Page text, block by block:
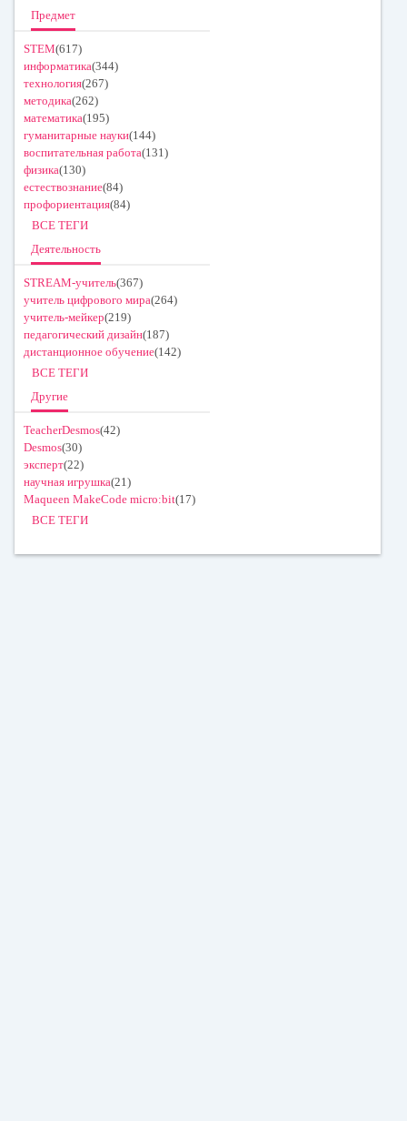
Предмет
STEM(617)
информатика(344)
технология(267)
методика(262)
математика(195)
гуманитарные науки(144)
воспитательная работа(131)
физика(130)
естествознание(84)
профориентация(84)
ВСЕ ТЕГИ
Деятельность
STREAM-учитель(367)
учитель цифрового мира(264)
учитель-мейкер(219)
педагогический дизайн(187)
дистанционное обучение(142)
ВСЕ ТЕГИ
Другие
TeacherDesmos(42)
Desmos(30)
эксперт(22)
научная игрушка(21)
Maqueen MakeCode micro:bit(17)
ВСЕ ТЕГИ